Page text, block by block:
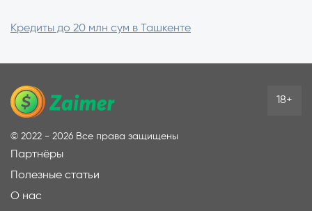
Кредиты до 20 млн сум в Ташкенте
© 2022 - 2026 Все права защищены
Партнёры
Полезные статьи
О нас
18+